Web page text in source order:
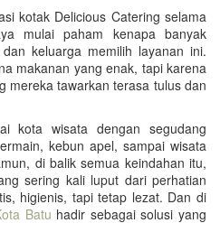
kotak Delicious Catering selama
mulai paham kenapa banyak
keluarga memilih layanan ini.
makanan yang enak, tapi karena
mereka tawarkan terasa tulus dan
kota wisata dengan segudang
kebun apel, sampai wisata
di balik semua keindahan itu,
sering kali luput dari perhatian
higienis, tapi tetap lezat. Dan di
Batu hadir sebagai solusi yang